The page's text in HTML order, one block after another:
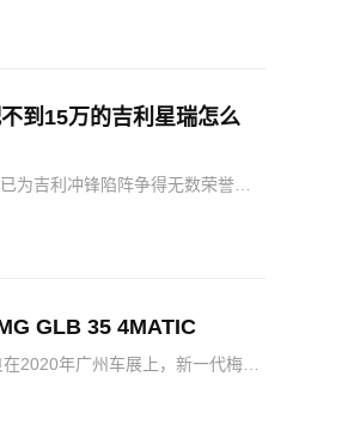
到15万的吉利星瑞怎么
为吉利冲锋陷阵争得无数荣誉，
体架构，以首款宽体轿车为卖点
GLB 35 4MATIC
2020年广州车展上，新一代梅赛